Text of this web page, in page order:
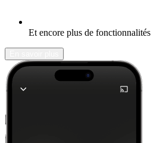
Et encore plus de fonctionnalités